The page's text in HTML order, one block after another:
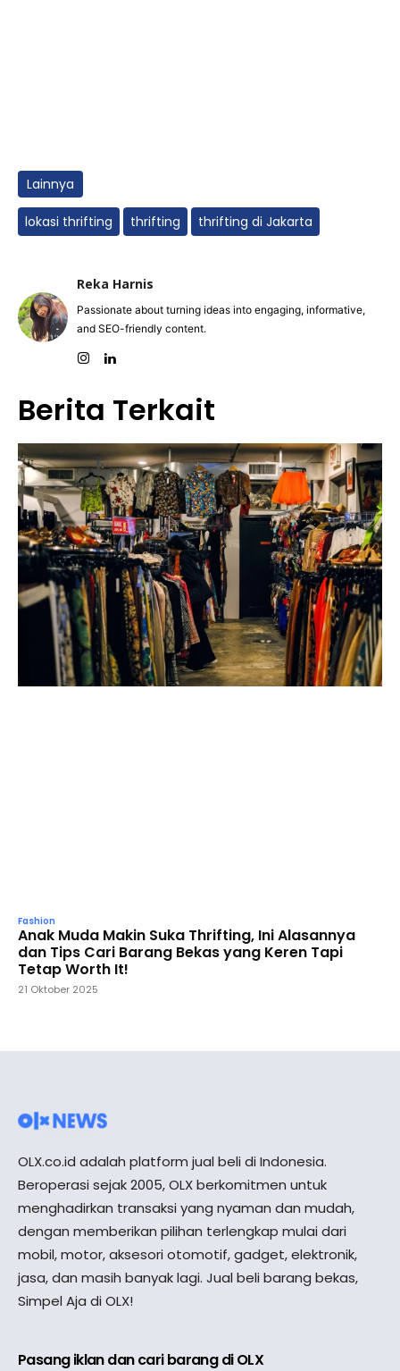
Lainnya
lokasi thrifting thrifting thrifting di Jakarta
Reka Harnis
Passionate about turning ideas into engaging, informative,
and SEO-friendly content.
Berita Terkait
Fashion
Anak Muda Makin Suka Thrifting, Ini Alasannya
dan Tips Cari Barang Bekas yang Keren Tapi
Tetap Worth It!
21 Oktober 2025
OLX.co.id adalah platform jual beli di Indonesia.
Beroperasi sejak 2005, OLX berkomitmen untuk
menghadirkan transaksi yang nyaman dan mudah,
dengan memberikan pilihan terlengkap mulai dari
mobil, motor, aksesori otomotif, gadget, elektronik,
jasa, dan masih banyak lagi. Jual beli barang bekas,
Simpel Aja di OLX!
Pasang iklan dan cari barang di OLX